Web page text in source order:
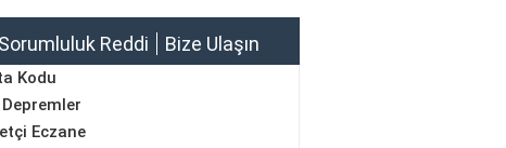
Sorumluluk Reddi Bize Ulaşın
Kodu
Eczane